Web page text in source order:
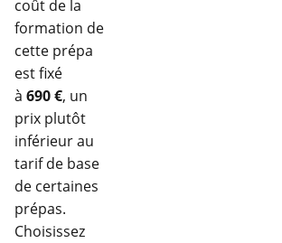
coût de la
formation de
cette prépa
est fixé
à 690 €, un
prix plutôt
inférieur au
tarif de base
de certaines
prépas.
Choisissez